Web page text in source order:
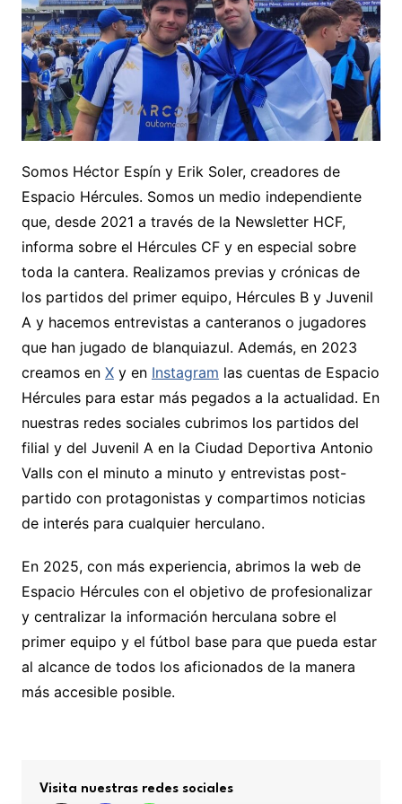
Somos Héctor Espín y Erik Soler, creadores de
Espacio Hércules. Somos un medio independiente
que, desde 2021 a través de la Newsletter HCF,
informa sobre el Hércules CF y en especial sobre
toda la cantera. Realizamos previas y crónicas de
los partidos del primer equipo, Hércules B y Juvenil
A y hacemos entrevistas a canteranos o jugadores
que han jugado de blanquiazul. Además, en 2023
creamos en Xy en Instagram las cuentas de Espacio
Hércules para estar más pegados a la actualidad. En
nuestras redes sociales cubrimos los partidos del
filial y del Juvenil A en la Ciudad Deportiva Antonio
Valls con el minuto a minuto y entrevistas post-
partido con protagonistas y compartimos noticias
de interés para cualquier herculano.
En 2025, con más experiencia, abrimos la web de
Espacio Hércules con el objetivo de profesionalizar
y centralizar la información herculana sobre el
primer equipo y el fútbol base para que pueda estar
al alcance de todos los aficionados de la manera
más accesible posible.
Visita nuestras redes sociales